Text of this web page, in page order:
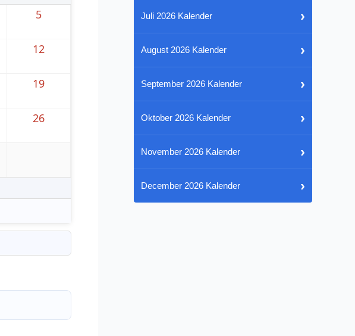
5
12
19
26
Juli 2026 Kalender ›
August 2026 Kalender ›
September 2026 Kalender ›
Oktober 2026 Kalender ›
November 2026 Kalender ›
December 2026 Kalender ›